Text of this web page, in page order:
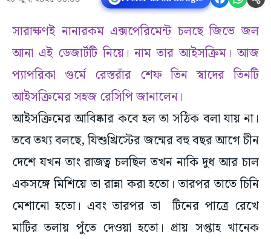
সারাক্ষণই নানারকম এক্সপেরিমেন্ট চলছে জিভে জল
আনা এই ডেজার্টটি নিয়ে। নাম তার আইসক্রিম। আজ
প্যাপরিকা গুর্মে রেস্তরাঁর শেফ তিন স্বাদের তিনটি
আইসক্রিমের সহজ রেসিপি জানালেন।
আইসক্রিমের আবিষ্কার কবে হল তা সঠিক বলা যায় না।
তবে তথ্য বলছে, যিশুখ্রিস্টের জন্মের বহু বছর আগে চীন
দেশে যখন তাং রাজত্ব চলছিল তখন নাকি দুধ আর চাল
একসঙ্গে মিশিয়ে তা রান্না করা হতো। তারপর তাতে চিনি
মেশানো হতো। এবং তারপর তা টিনের পাত্রে রেখে
মাটির তলায় পুঁতে দেওয়া হতো। প্রায় সপ্তাহ খানেক